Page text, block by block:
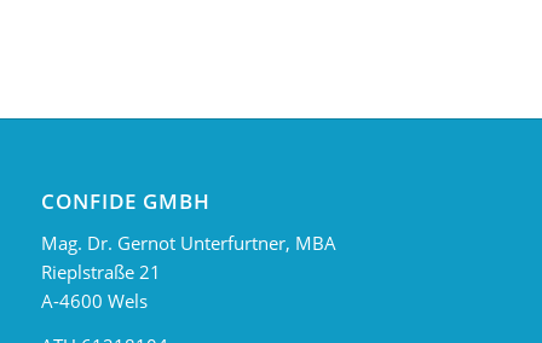
CONFIDE GMBH
Mag. Dr. Gernot Unterfurtner, MBA
Rieplstraße 21
A-4600 Wels